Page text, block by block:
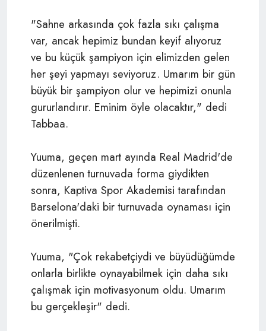
"Sahne arkasında çok fazla sıkı çalışma
var, ancak hepimiz bundan keyif alıyoruz
ve bu küçük şampiyon için elimizden gelen
her şeyi yapmayı seviyoruz. Umarım bir gün
büyük bir şampiyon olur ve hepimizi onunla
gururlandırır. Eminim öyle olacaktır," dedi
Tabbaa.
Yuuma, geçen mart ayında Real Madrid'de
düzenlenen turnuvada forma giydikten
sonra, Kaptiva Spor Akademisi tarafından
Barselona'daki bir turnuvada oynaması için
önerilmişti.
Yuuma, "Çok rekabetçiydi ve büyüdüğümde
onlarla birlikte oynayabilmek için daha sıkı
çalışmak için motivasyonum oldu. Umarım
bu gerçekleşir" dedi.